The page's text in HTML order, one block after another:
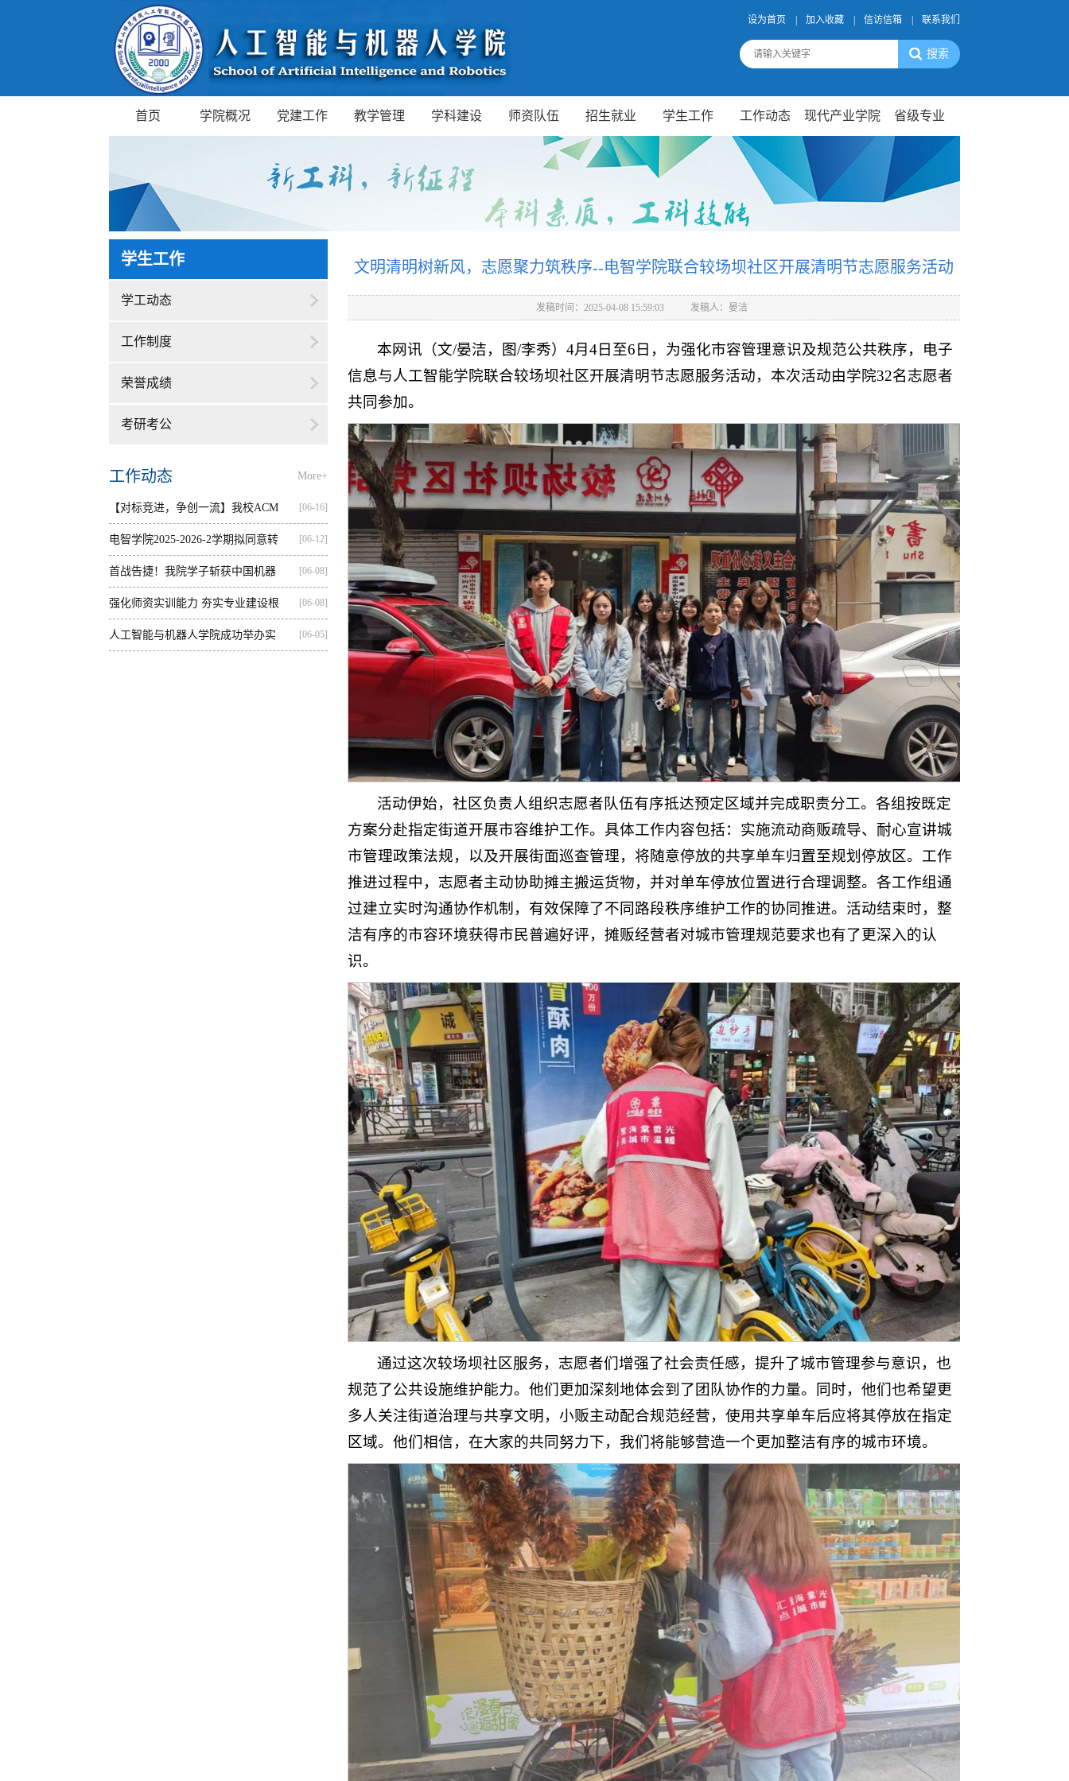
设为首页 加入收藏 信访信箱 联系我们
首页 学院概况 党建工作 教学管理 学科建设 师资队伍 招生就业 学生工作 工作动态 现代产业学院 省级专业
学生工作
学工动态
工作制度
荣誉成绩
考研考公
工作动态 More+
【对标竞进，争创一流】我校ACM
集训...
[06-16]
电智学院2025-2026-2学期拟同意转
出...
[06-12]
首战告捷！我院学子斩获中国机器
人...
[06-08]
强化师资实训能力 夯实专业建设根
基...
[06-08]
人工智能与机器人学院成功举办实 [06-05]
文明清明树新风，志愿聚力筑秩序--电智学院联合较场坝社区开展清明节志愿服务活动
发稿时间：2025-04-08 15:59:03 发稿人：晏洁
本网讯（文/晏洁，图/李秀）4月4日至6日，为强化市容管理意识及规范公共秩序，电子
信息与人工智能学院联合较场坝社区开展清明节志愿服务活动，本次活动由学院32名志愿者
共同参加。
活动伊始，社区负责人组织志愿者队伍有序抵达预定区域并完成职责分工。各组按既定
方案分赴指定街道开展市容维护工作。具体工作内容包括：实施流动商贩疏导、耐心宣讲城
市管理政策法规，以及开展街面巡查管理，将随意停放的共享单车归置至规划停放区。工作
推进过程中，志愿者主动协助摊主搬运货物，并对单车停放位置进行合理调整。各工作组通
过建立实时沟通协作机制，有效保障了不同路段秩序维护工作的协同推进。活动结束时，整
洁有序的市容环境获得市民普遍好评，摊贩经营者对城市管理规范要求也有了更深入的认
识。
通过这次较场坝社区服务，志愿者们增强了社会责任感，提升了城市管理参与意识，也
规范了公共设施维护能力。他们更加深刻地体会到了团队协作的力量。同时，他们也希望更
多人关注街道治理与共享文明，小贩主动配合规范经营，使用共享单车后应将其停放在指定
区域。他们相信，在大家的共同努力下，我们将能够营造一个更加整洁有序的城市环境。